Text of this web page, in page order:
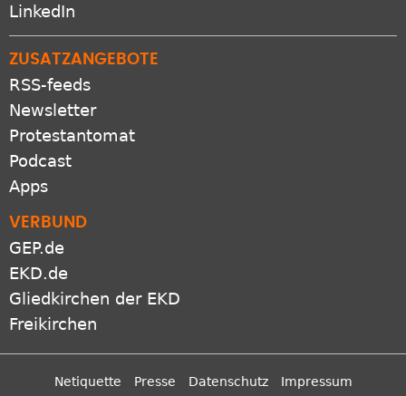
LinkedIn
ZUSATZANGEBOTE
RSS-feeds
Newsletter
Protestantomat
Podcast
Apps
VERBUND
GEP.de
EKD.de
Gliedkirchen der EKD
Freikirchen
Netiquette Presse Datenschutz Impressum